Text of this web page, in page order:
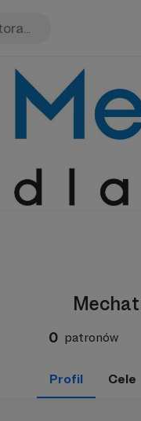
0 patronów
Profil Cele